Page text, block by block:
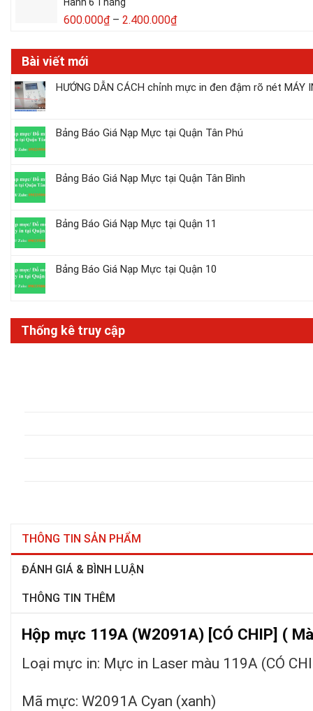
THÔNG TIN SẢN PHẨM
ĐÁNH GIÁ & BÌNH LUẬN
THÔNG TIN THÊM
Hộp mực 119A (W2091A) [CÓ CHIP] (
Loại mực in: Mực in Laser màu 119A (CÓ
Mã mực: W2091A Cyan (xanh)
Hành 6 Tháng
600.000₫ – 2.400.000₫
Bài viết mới
HƯỚNG DẪN CÁCH chỉnh mực in đen đậm rõ nét MÁY
Bảng Báo Giá Nạp Mực tại Quận Tân Phú
Bảng Báo Giá Nạp Mực tại Quận Tân Bình
Bảng Báo Giá Nạp Mực tại Quận 11
Bảng Báo Giá Nạp Mực tại Quận 10
Thống kê truy cập